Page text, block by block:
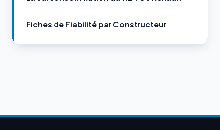
Fiches de Fiabilité par Constructeur